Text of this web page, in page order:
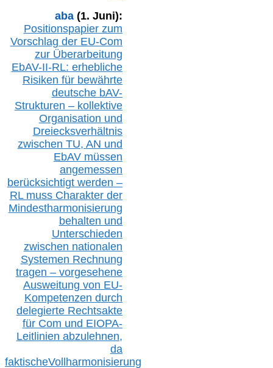
aba(1. Juni):
Positionspapier zum
Vorschlag der EU-Com
zur Überarbeitung
EbAV-II-RL: erhebliche
Risiken für bewährte
deutsche bAV-
Strukturen – kollektive
Organisation und
Dreiecksverhältnis
zwischen TU, AN und
EbAV müssen
angemessen
berücksichtigt werden –
RL mussCharakter der
Mindestharmonisierung
behalten und
Unterschieden
zwischen nationalen
Systemen Rechnung
tragen – vorgesehene
Ausweitung von EU-
Kompetenzen durch
delegierte Rechtsakte
für Com und EIOPA-
Leitlinien abzulehnen,
da
faktischeVollharmonisierung